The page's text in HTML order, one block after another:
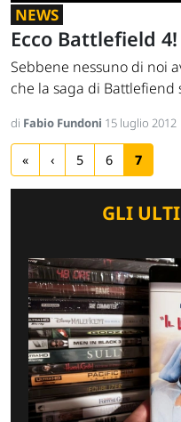
NEWS
Ecco Battlefield 4!
Sebbene nessuno di noi
che la saga di
di Fabio Fundoni 15 luglio 2012
« ‹ 5 6 7
GLI